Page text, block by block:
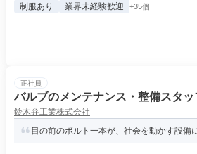
制服あり 業界未経験歓迎 +35個
正社員
バルブのメンテナンス・整備スタッ
鈴木弁工業株式会社
目の前のボルト一本が、社会を動かす設備